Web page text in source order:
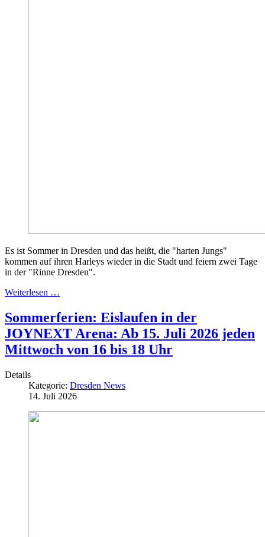
Es ist Sommer in Dresden und das heißt, die "harten Jungs"
kommen auf ihren Harleys wieder in die Stadt und feiern zwei Tage
in der "Rinne Dresden".
Weiterlesen …
Sommerferien: Eislaufen in der
JOYNEXT Arena: Ab 15. Juli 2026 jeden
Mittwoch von 16 bis 18 Uhr
Details
Kategorie: Dresden News
14. Juli 2026